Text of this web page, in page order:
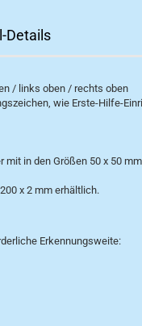
Details
/ links oben / rechts oben
wie Erste-Hilfe-
in den Größen 50 x 50
x 2 mm erhältlich.
Erkennungsweite: